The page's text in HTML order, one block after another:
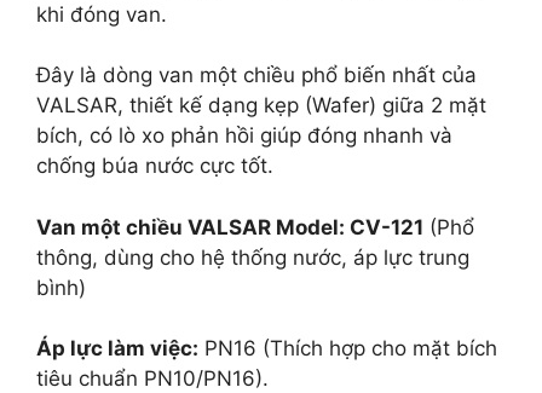
khi đóng van.
Đây là dòng van một chiều phổ biến nhất của
VALSAR, thiết kế dạng kẹp (Wafer) giữa 2 mặt
bích, có lò xo phản hồi giúp đóng nhanh và
chống búa nước cực tốt.
Van một chiều VALSAR Model: CV-121 (Phổ
thông, dùng cho hệ thống nước, áp lực trung
bình)
Áp lực làm việc: PN16 (Thích hợp cho mặt bích
tiêu chuẩn PN10/PN16).